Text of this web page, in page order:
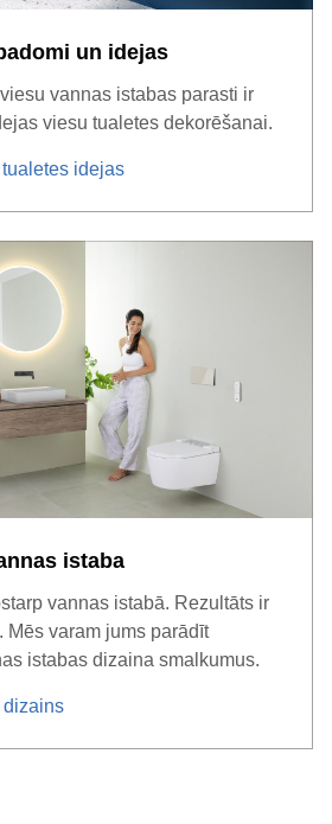
un idejas
vannas istabas parasti ir
viesu tualetes dekorēšanai.
idejas
istaba
vannas istabā. Rezultāts ir
Mēs varam jums parādīt
istabas dizaina smalkumus.
dizains